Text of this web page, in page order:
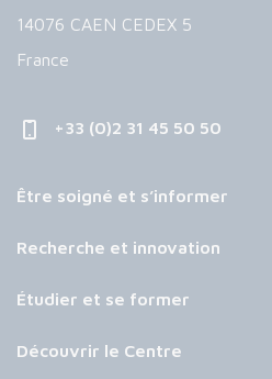
14076 CAEN CEDEX 5
France
+33 (0)2 31 45 50 50
Être soigné et s’informer
Recherche et innovation
Étudier et se former
Découvrir le Centre